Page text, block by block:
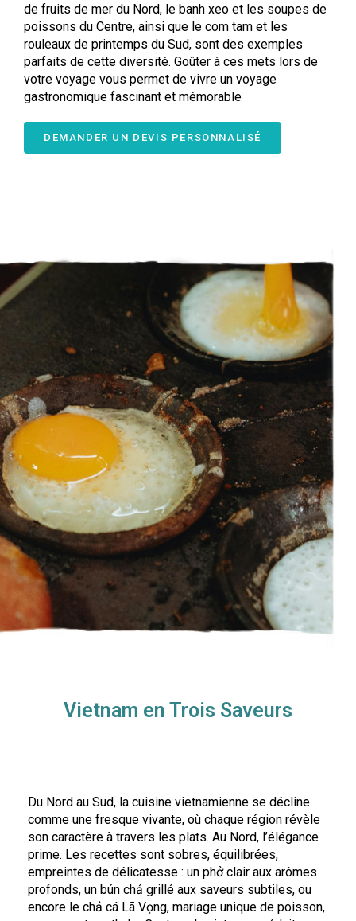
de fruits de mer du Nord, le banh xeo et les soupes de
poissons du Centre, ainsi que le com tam et les
rouleaux de printemps du Sud, sont des exemples
parfaits de cette diversité. Goûter à ces mets lors de
votre voyage vous permet de vivre un voyage
gastronomique fascinant et mémorable
DEMANDER UN DEVIS PERSONNALISÉ
Vietnam en Trois Saveurs
Du Nord au Sud, la cuisine vietnamienne se décline
comme une fresque vivante, où chaque région révèle
son caractère à travers les plats. Au Nord, l’élégance
prime. Les recettes sont sobres, équilibrées,
empreintes de délicatesse : un phở clair aux arômes
profonds, un bún chả grillé aux saveurs subtiles, ou
encore le chả cá Lã Vọng, mariage unique de poisson,